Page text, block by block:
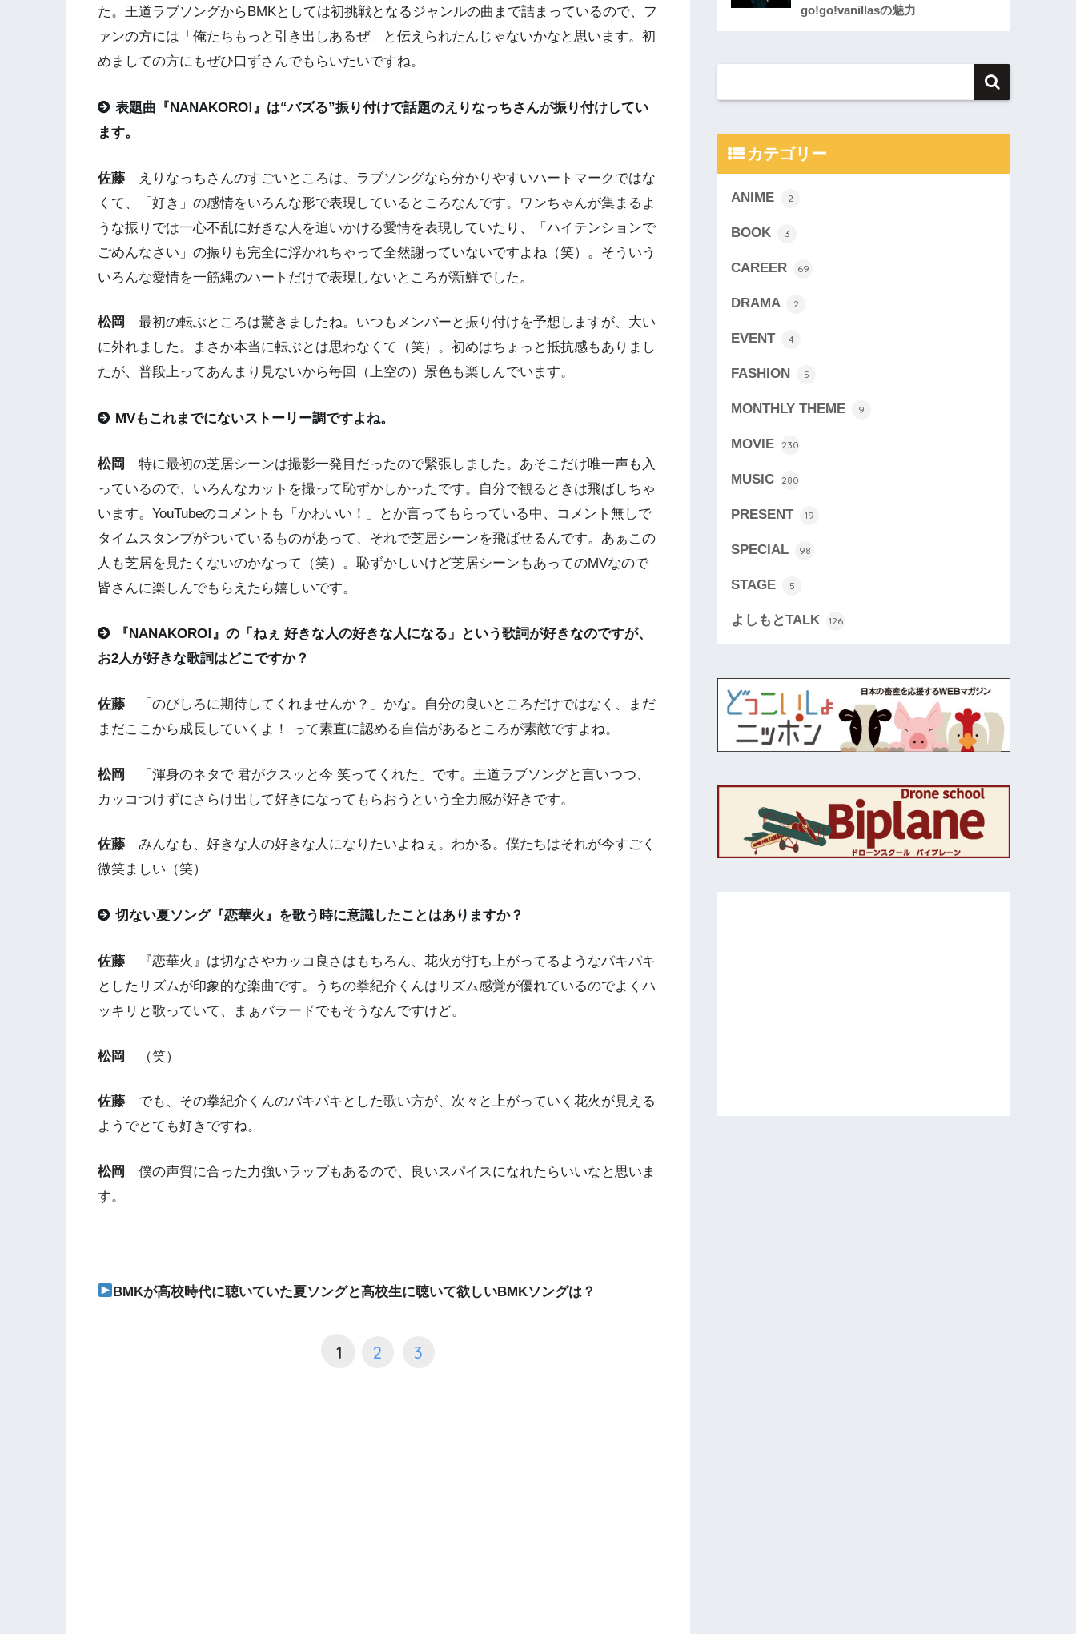
た。王道ラブソングからBMKとしては初挑戦となるジャンルの曲まで詰まっているので、フ
ァンの方には「俺たちもっと引き出しあるぜ」と伝えられたんじゃないかなと思います。初
めましての方にもぜひ口ずさんでもらいたいですね。
表題曲『NANAKORO!』は“バズる”振り付けで話題のえりなっちさんが振り付けしてい
ます。
佐藤 えりなっちさんのすごいところは、ラブソングなら分かりやすいハートマークではな
くて、「好き」の感情をいろんな形で表現しているところなんです。ワンちゃんが集まるよ
うな振りでは一心不乱に好きな人を追いかける愛情を表現していたり、「ハイテンションで
ごめんなさい」の振りも完全に浮かれちゃって全然謝っていないですよね（笑）。そういう
いろんな愛情を一筋縄のハートだけで表現しないところが新鮮でした。
松岡
最初の転ぶところは驚きましたね。いつもメンバーと振り付けを予想しますが、大い
に外れました。まさか本当に転ぶとは思わなくて（笑）。初めはちょっと抵抗感もありまし
たが、普段上ってあんまり見ないから毎回（上空の）景色も楽しんでいます。
MVもこれまでにないストーリー調ですよね。
松岡
特に最初の芝居シーンは撮影一発目だったので緊張しました。あそこだけ唯一声も入
っているので、いろんなカットを撮って恥ずかしかったです。自分で観るときは飛ばしちゃ
います。YouTubeのコメントも「かわいい！」とか言ってもらっている中、コメント無しで
タイムスタンプがついているものがあって、それで芝居シーンを飛ばせるんです。あぁこの
人も芝居を見たくないのかなって（笑）。恥ずかしいけど芝居シーンもあってのMVなので
皆さんに楽しんでもらえたら嬉しいです。
『NANAKORO!』の「ねぇ 好きな人の好きな人になる」という歌詞が好きなのですが、
お2人が好きな歌詞はどこですか？
佐藤 「のびしろに期待してくれませんか？」かな。自分の良いところだけではなく、まだ
まだここから成長していくよ！ って素直に認める自信があるところが素敵ですよね。
松岡
「渾身のネタで 君がクスッと今 笑ってくれた」です。王道ラブソングと言いつつ、
カッコつけずにさらけ出して好きになってもらおうという全力感が好きです。
佐藤 みんなも、好きな人の好きな人になりたいよねぇ。わかる。僕たちはそれが今すごく
微笑ましい（笑）
切ない夏ソング『恋華火』を歌う時に意識したことはありますか？
佐藤 『恋華火』は切なさやカッコ良さはもちろん、花火が打ち上がってるようなパキパキ
としたリズムが印象的な楽曲です。うちの拳紀介くんはリズム感覚が優れているのでよくハ
ッキリと歌っていて、まぁバラードでもそうなんですけど。
松岡 （笑）
佐藤 でも、その拳紀介くんのパキパキとした歌い方が、次々と上がっていく花火が見える
ようでとても好きですね。
松岡
僕の声質に合った力強いラップもあるので、良いスパイスになれたらいいなと思いま
す。
BMKが高校時代に聴いていた夏ソングと高校生に聴いて欲しいBMKソングは？
1 2 3
go!go!vanillasの魅力
カテゴリー
ANIME 2
BOOK 3
CAREER 69
DRAMA 2
EVENT 4
FASHION 5
MONTHLY THEME 9
MOVIE 230
MUSIC 280
PRESENT 19
SPECIAL 98
STAGE 5
よしもとTALK 126